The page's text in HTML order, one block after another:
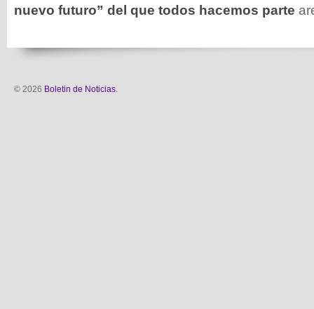
nuevo futuro” del que todos hacemos parte
© 2026 Boletin de Noticias.